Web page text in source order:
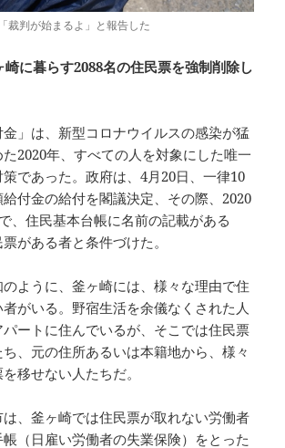
裁判が始まるよ」と報告した
に暮らす2088名の住民票を強制削除し
金」は、新型コロナウイルスの感染が猛
2020年、すべての人を対象にした唯一
であった。政府は、4月20日、一律10
付金の給付を閣議決定、その際、2020
、住民基本台帳に名前の記載がある
がある者と条件づけた。
のように、釜ヶ崎には、様々な理由で住
がいる。野宿生活を余儀なくされた人
ートに住んでいるが、そこでは住民票
、元の住所あるいは本籍地から、様々
移せない人たちだ。
、釜ヶ崎では住民票が取れない労働者
（日雇い労働者の失業保険）をとった